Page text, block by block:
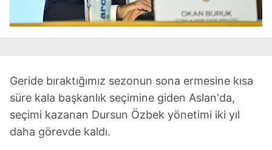
Geride bıraktığımız sezonun sona ermesine kısa
süre kala başkanlık seçimine giden Aslan'da,
seçimi kazanan Dursun Özbek yönetimi iki yıl
daha görevde kaldı.